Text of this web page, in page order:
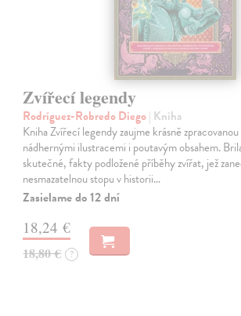
Zvířecí legendy
Rodríguez-Robredo Diego| Kniha
Kniha Zvířecí legendy zaujme krásně
nádhernými ilustracemi i poutavým obsahem.
skutečné, fakty podložené příběhy zvířat, jež
nesmazatelnou stopu v historii…
Zasielame do 12 dní
18,24 €
18,80 € ?